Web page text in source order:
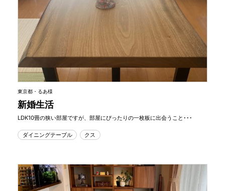
東京都・るあ様
新婚生活
LDK10畳の狭い部屋ですが、部屋にぴったりの一枚板に出会うこと･･･
ダイニングテーブル クス